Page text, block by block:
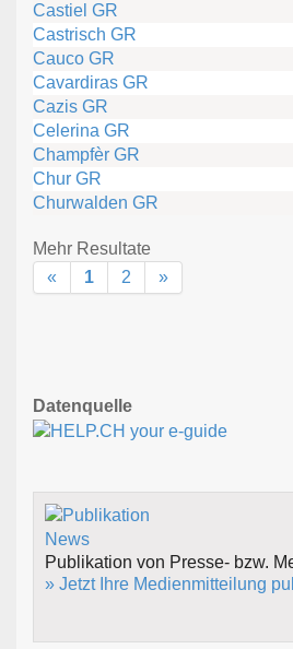
Castiel GR
Castrisch GR
Cauco GR
Cavardiras GR
Cazis GR
Celerina GR
Champfèr GR
Chur GR
Churwalden GR
Mehr Resultate
«
1 2 »
Datenquelle
Publikation von Presse- bzw.
» Jetzt Ihre Medienmitteilung